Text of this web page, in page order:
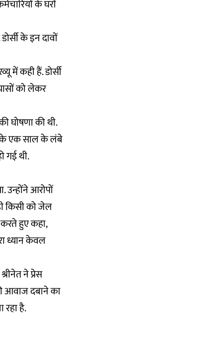
के घरों
के इन दावों
में कही हैं. डोर्सी
को लेकर
घोषणा की थी.
के एक साल के लंबे
गई थी.
उन्होंने आरोपों
किसी को जेल
करते हुए कहा,
ध्यान केवल
नेप्रेस
आवाज दबाने का
रहा है.